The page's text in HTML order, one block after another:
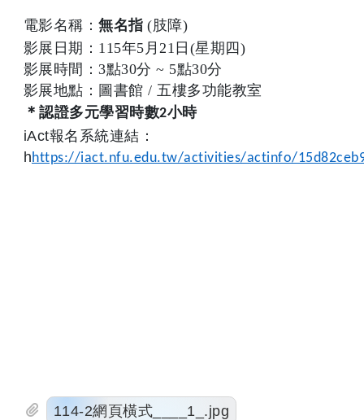
電影名稱： 無名指 (肢障)
影展日期：115年5月21日(星期四)
影展時間： 3點30分 ~ 5點30分
影展地點：圖書館 / 五樓多功能教室
＊ 認證多元學習時數2小時
iAct報名系統連結：
hhttps://iact.nfu.edu.tw/activities/actinfo/
114-2網頁橫式____1_.jpg